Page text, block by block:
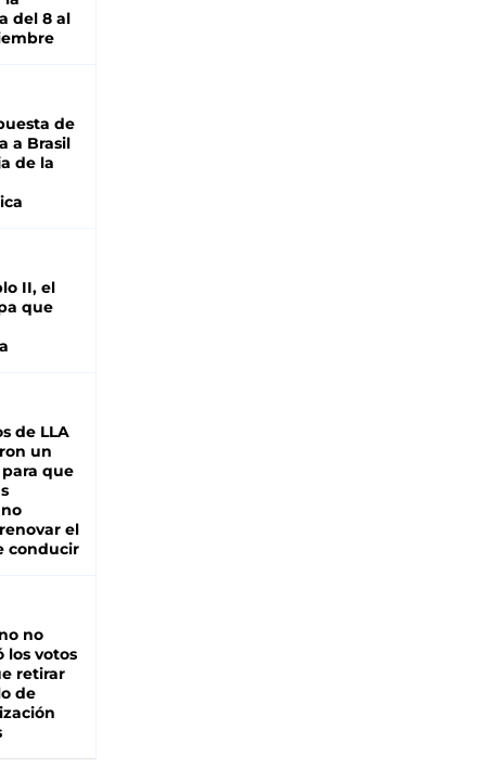
del 8 al
de
a Brasil
de la
II, el
que
de LLA
un
que
el
conducir
no
los votos
retirar
de